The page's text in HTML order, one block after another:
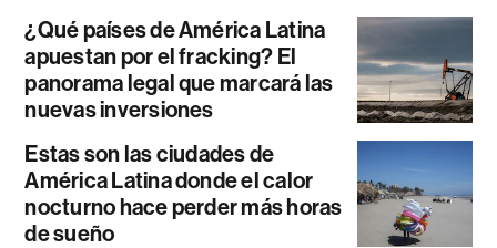
¿Qué países de América Latina
apuestan por el fracking? El
panorama legal que marcará las
nuevas inversiones
Estas son las ciudades de
América Latina donde el calor
nocturno hace perder más horas
de sueño